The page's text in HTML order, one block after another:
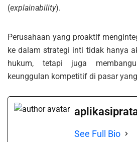
(explainability).
Perusahaan yang proaktif
ke dalam strategi inti tidak hanya
hukum, tetapi juga
keunggulan kompetitif di pasar
See Full Bio